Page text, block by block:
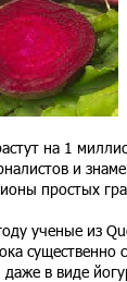
на 1
и
простых
ученые из
даже в виде